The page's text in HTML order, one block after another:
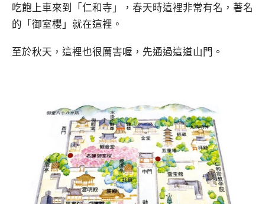
吃飽上車來到「仁和寺」，春天時這裡非常有名，著名
的「御室櫻」就在這裡。
至於秋天，這裡也很厲害喔，先通過這道山門。